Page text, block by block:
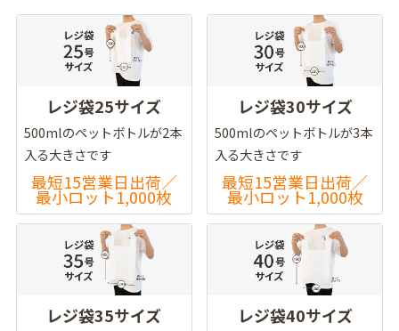
レジ袋25サイズ
500mlのペットボトルが2本
入る大きさです
最短15営業日出荷／
最小ロット1,000枚
レジ袋30サイズ
500mlのペットボトルが3本
入る大きさです
最短15営業日出荷／
最小ロット1,000枚
レジ袋35サイズ レジ袋40サイズ